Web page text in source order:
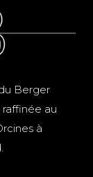
Berger
au
à